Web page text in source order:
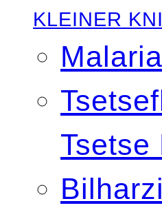
KLEINER
Malaria
Tsetse